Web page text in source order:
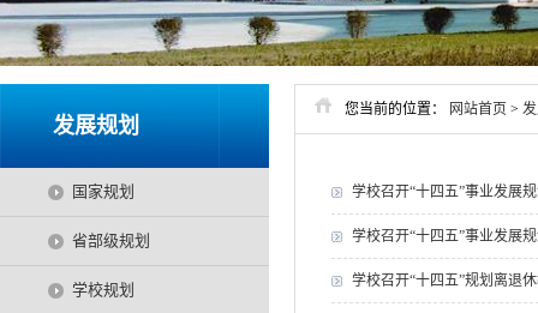
发展规划
国家规划
省部级规划
学校规划
您当前的位置： 网站首页 >
学校召开“十四五”事业发展
学校召开“十四五”事业发展
学校召开“十四五”规划离退